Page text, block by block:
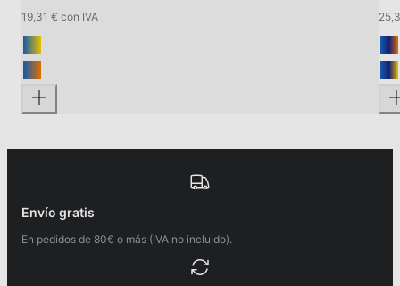
19,31 € con IVA
Envío gratis
En pedidos de 80€ o más (IVA no incluido).